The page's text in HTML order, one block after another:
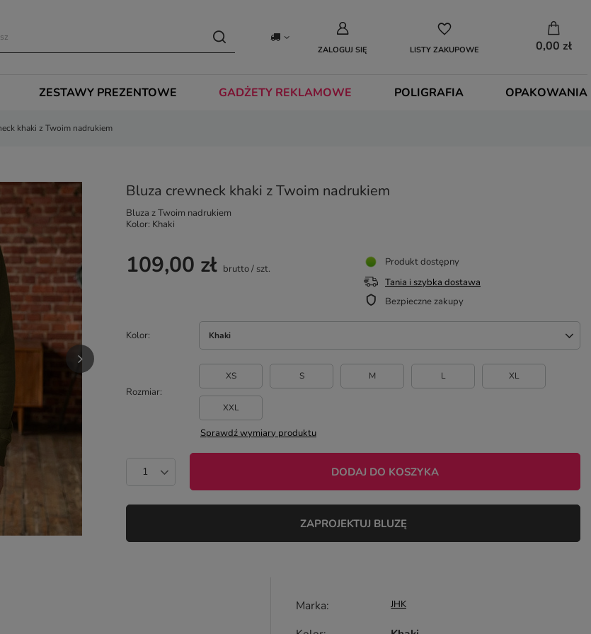
ZALOGUJ SIĘ LISTY ZAKUPOWE 0,00 zł
ZESTAWY PREZENTOWE GADŻETY REKLAMOWE POLIGRAFIA OPAKOWANIA
khaki z Twoim nadrukiem
Bluza crewneck khaki z Twoim nadrukiem
Bluza z Twoim nadrukiem
Kolor: Khaki
Kolor Khaki
Rozmiar
XS S M L XL
XXL
Sprawdź wymiary produktu
109,00 zł brutto/ szt.
DODAJ DO KOSZYKA
Produkt dostępny
Tania i szybka dostawa
Bezpieczne zakupy
ZAPROJEKTUJ BLUZĘ
Marka JHK